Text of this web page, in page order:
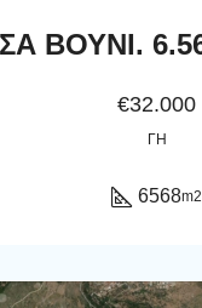
€32.000
ΓΗ
6568m2